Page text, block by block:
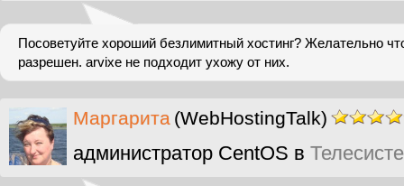
Посоветуйте хороший безлимитный хостинг? Желательно
разрешен. arvixe не подходит ухожу от них.
Маргарита (WebHostingTalk)
администратор CentOS в